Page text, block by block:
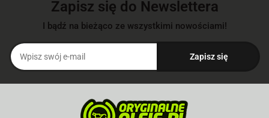
Zapisz się do Newslettera
I bądź na bieżąco ze wszystkimi nowościami!